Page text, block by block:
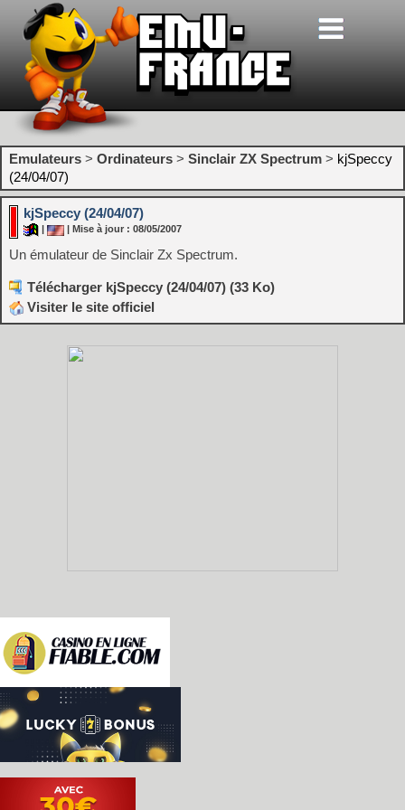
Emulateurs > Ordinateurs > Sinclair ZX Spectrum > kjSpeccy
(24/04/07)
kjSpeccy (24/04/07)
| Mise à jour : 08/05/2007
Un émulateur de Sinclair Zx Spectrum.
Télécharger kjSpeccy (24/04/07) (33 Ko)
Visiter le site officiel